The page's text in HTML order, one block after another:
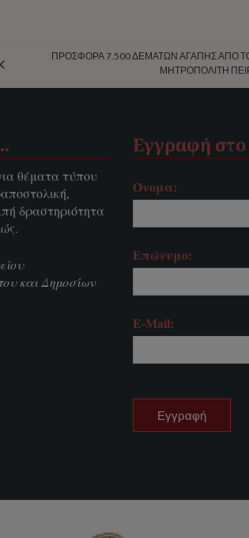
ΠΡΟΣΦΟΡΆ 7.500 ΔΕΜΆΤΩΝ ΑΓΆΠΗΣ ΑΠΌ
ΜΗΤΡΟΠΟΛΊΤΗ
θέματα τύπου
δραστηριότητα
και Δημοσίων
Εγγραφή
Όνομα:
Επώνυμο:
E-Mail: